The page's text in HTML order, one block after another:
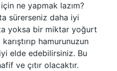
için ne yapmak lazım?
sürerseniz daha iyi
yoksa bir miktar yoğurt
hamurunuzun
elde edebilirsiniz. Bu
ve çıtır olacaktır.